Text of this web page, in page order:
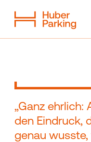
Flexibles System Aus einer Hand
„Ganz ehrlich:
den Eindruck,
genau